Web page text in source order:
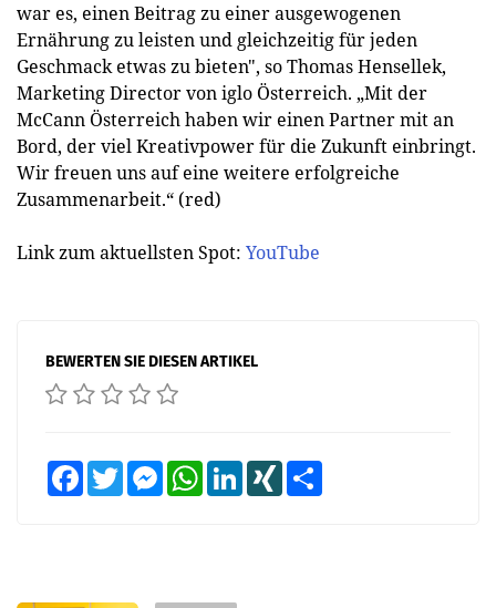
war es, einen Beitrag zu einer ausgewogenen
Ernährung zu leisten und gleichzeitig für jeden
Geschmack etwas zu bieten", so Thomas Hensellek,
Marketing Director von iglo Österreich. „Mit der
McCann Österreich haben wir einen Partner mit an
Bord, der viel Kreativpower für die Zukunft einbringt.
Wir freuen uns auf eine weitere erfolgreiche
Zusammenarbeit.“ (red)
Link zum aktuellsten Spot: YouTube
BEWERTEN SIE DIESEN ARTIKEL
FacebookTwitter MessengerWhatsAppLinkedInXING